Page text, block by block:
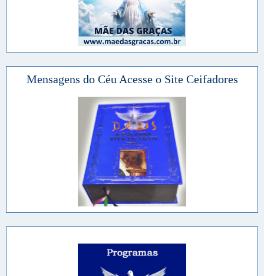
Mensagens do Céu Acesse o Site Ceifadores